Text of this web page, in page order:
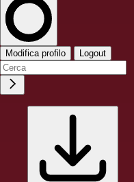
Modifica profilo Logout